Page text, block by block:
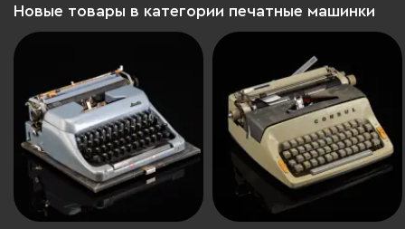
Новые товары в категории печатные машинки